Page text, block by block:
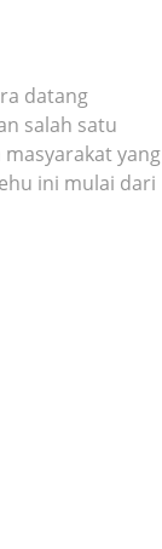
datang
salah satu
yang
ini mulai dari